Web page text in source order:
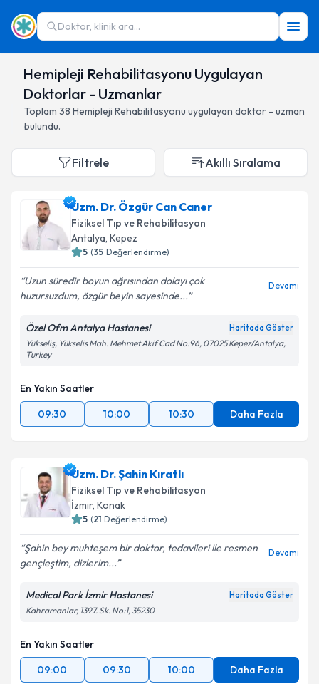
Doktor, klinik ara...
Hemipleji Rehabilitasyonu Uygulayan
Doktorlar - Uzmanlar
Toplam 38 Hemipleji Rehabilitasyonu uygulayan doktor - uzman
bulundu.
Filtrele Akıllı Sıralama
Uzm. Dr. Özgür Can Caner
Fiziksel Tıp ve Rehabilitasyon
Antalya, Kepez
5 (35 Değerlendirme)
Uzun süredir boyun ağrısından dolayı çok
huzursuzdum, özgür beyin sayesinde...
Devamı
Özel Ofm Antalya Hastanesi Haritada Göster
Yükseliş, Yükselis Mah. Mehmet Akif Cad No:96, 07025 Kepez/Antalya,
Turkey
En Yakın Saatler
09:30
10:00 10:30 Daha Fazla
Uzm. Dr. Şahin Kıratlı
Fiziksel Tıp ve Rehabilitasyon
İzmir, Konak
5 (21 Değerlendirme)
Şahin bey muhteşem bir doktor, tedavileri ile resmen
gençleştim, dizlerim...
Devamı
Medical Park İzmir Hastanesi Haritada Göster
Kahramanlar, 1397. Sk. No:1, 35230
En Yakın Saatler
09:00
09:30 10:00 Daha Fazla